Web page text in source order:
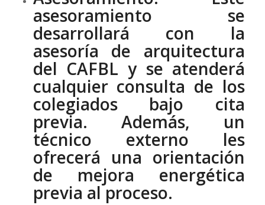
asesoramiento se
desarrollará con la
asesoría de arquitectura
del CAFBL y se atenderá
cualquier consulta de los
colegiados bajo cita
previa. Además, un
técnico externo les
ofrecerá una orientación
de mejora energética
previa al proceso.